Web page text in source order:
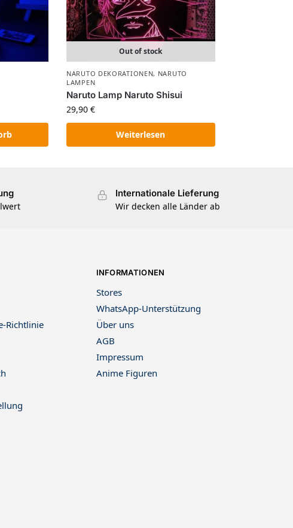
Out of stock
NARUTO DEKORATIONEN, NARUTO
LAMPEN
Naruto Lamp Naruto Shisui
29,90€
Weiterlesen
Internationale Lieferung
Wir decken alle Länder ab
Richtlinie
INFORMATIONEN
Stores
WhatsApp-Unterstützung
Über uns
AGB
Impressum
Anime Figuren